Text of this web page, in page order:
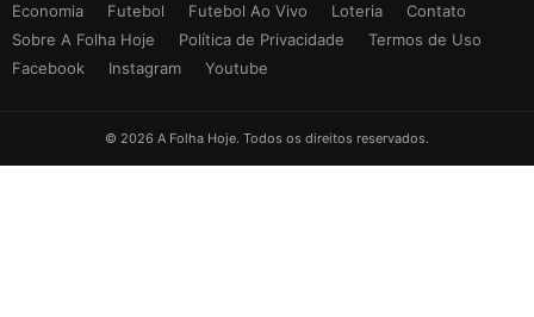
Economia
Futebol Futebol Ao Vivo Loteria
Contato
Sobre A Folha Hoje
Política de Privacidade
Termos de Uso
Facebook
Instagram Youtube
© 2026 A Folha Hoje. Todos os direitos reservados.